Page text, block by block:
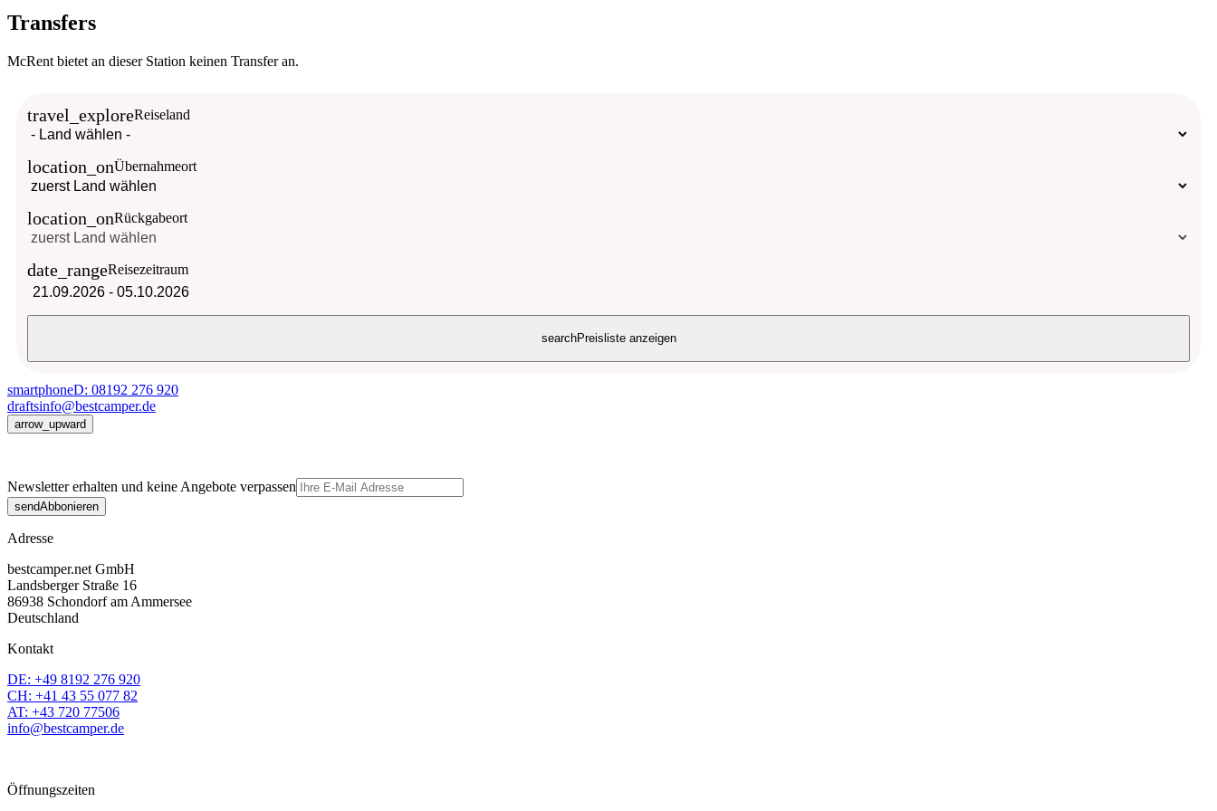
Transfers
McRent bietet an dieser Station keinen Transfer an.
travel_exploreReiseland
location_onÜbernahmeort
location_onRückgabeort
date_rangeReisezeitraum
21.09.2026 - 05.10.2026
searchPreisliste anzeigen
smartphoneD: 08192 276 920
draftsinfo@bestcamper.de
arrow_upward
Newsletter erhalten und keine Angebote verpassen
sendAbbonieren
Adresse
bestcamper.net GmbH
Landsberger Straße 16
86938 Schondorf am Ammersee
Deutschland
Kontakt
DE: +49 8192 276 920
CH: +41 43 55 077 82
AT: +43 720 77506
info@bestcamper.de
Öffnungszeiten